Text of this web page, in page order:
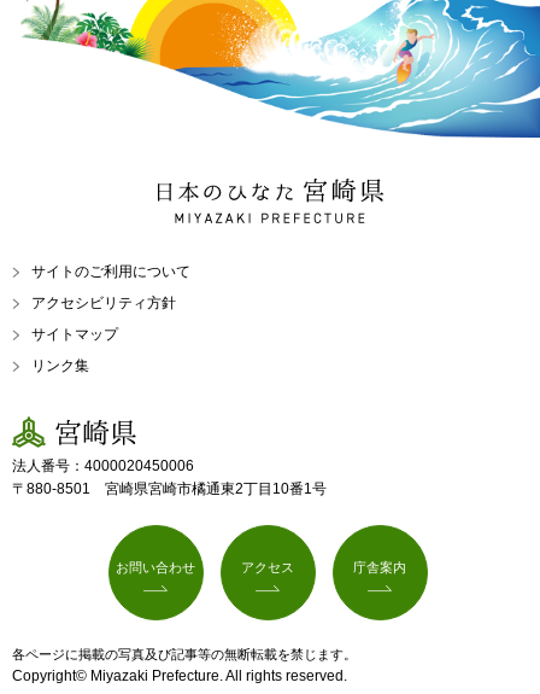
日本のひなた 宮崎県
MIYAZAKI PREFECTURE
サイトのご利用について
アクセシビリティ方針
サイトマップ
リンク集
宮崎県
法人番号：4000020450006
〒880-8501 宮崎県宮崎市橘通東2丁目10番1号
お問い合わせ アクセス 庁舎案内
各ページに掲載の写真及び記事等の無断転載を禁じます。
Copyright© Miyazaki Prefecture. All rights reserved.